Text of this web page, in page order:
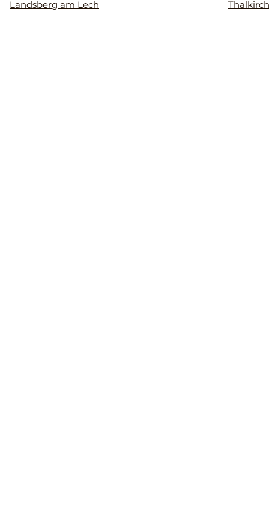
Landsberg am Lech